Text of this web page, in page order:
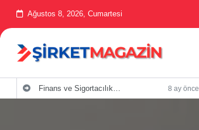
Ağustos 8, 2026, Cumartesi
Finans ve Sigortacılık Sektöründe Blog Yazıları için Püf Noktaları 8 ay önce